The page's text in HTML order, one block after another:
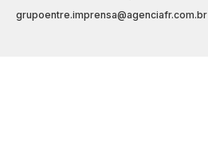
grupoentre.imprensa@agenciafr.com.br